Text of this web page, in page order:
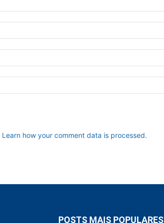
Learn how your comment data is processed.
POSTS MAIS POPULARES